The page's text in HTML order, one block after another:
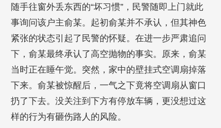
随手往窗外丢东西的“坏习惯”，民警随即上门就此
事询问该户主俞某。起初俞某并不承认，但其神色
紧张的状态引起了民警的怀疑。在进一步严肃追问
下，俞某最终承认了高空抛物的事实。原来，俞某
当时正在睡午觉。突然，家中的壁挂式空调扇掉落
下来。俞某被惊醒后，一气之下竟将空调扇从窗口
扔了下去。没关注到下方有停放车辆，更没想过这
样的行为有砸伤路人的风险。